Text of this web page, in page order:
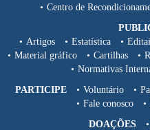
Centro de
Artigos
Estatística
Material gráfico
Cartilhas
Normativas
PARTICIPE
Voluntário
Fale conosco
DOAÇÕES